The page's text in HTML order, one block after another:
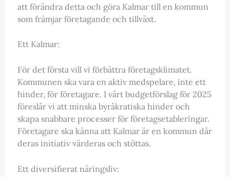
att förändra detta och göra Kalmar till en kommun
som främjar företagande och tillväxt.
Ett Kalmar:
För det första vill vi förbättra företagsklimatet.
Kommunen ska vara en aktiv medspelare, inte ett
hinder, för företagare. I vårt budgetförslag för 2025
föreslår vi att minska byråkratiska hinder och
skapa snabbare processer för företagsetableringar.
Företagare ska känna att Kalmar är en kommun där
deras initiativ värderas och stöttas.
Ett diversifierat näringsliv: